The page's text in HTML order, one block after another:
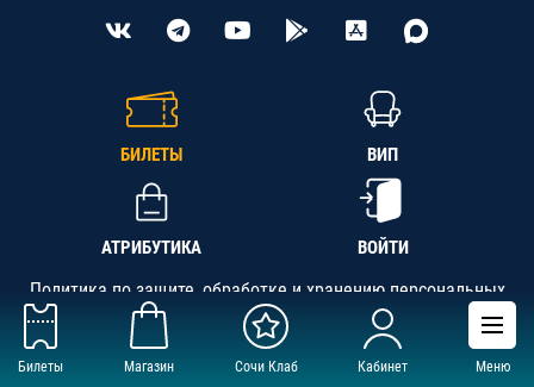
Билеты Магазин Сочи Клаб Кабинет Меню
БИЛЕТЫ ВИП
АТРИБУТИКА ВОЙТИ
Политика по защите, обработке и хранению персональных
данных
АНО «СК «Кубань-Регион», ОГРН 1142300002349,